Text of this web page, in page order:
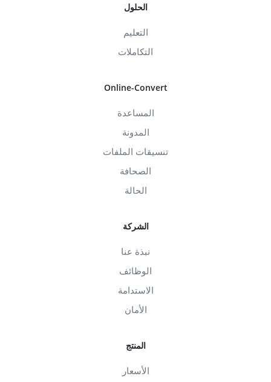
الحلول
التعليم
التكاملات
Online-Convert
المساعدة
المدونة
تنسيقات الملفات
الصحافة
الحالة
الشركة
نبذة عنا
الوظائف
الاستدامة
الأمان
المنتج
الأسعار